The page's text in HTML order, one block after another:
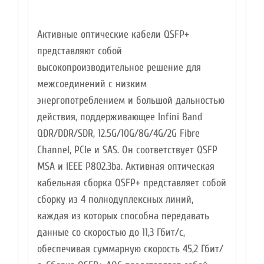
Активные оптические кабели QSFP+
представляют собой
высокопроизводительное решение для
межсоединений с низким
энергопотреблением и большой дальностью
действия, поддерживающее Infini Band
QDR/DDR/SDR, 12.5G/10G/8G/4G/2G Fibre
Channel, PCIe и SAS. Он соответствует QSFP
MSA и IEEE P802.3ba. Активная оптическая
кабельная сборка QSFP+ представляет собой
сборку из 4 полнодуплексных линий,
каждая из которых способна передавать
данные со скоростью до 11,3 Гбит/с,
обеспечивая суммарную скорость 45,2 Гбит/